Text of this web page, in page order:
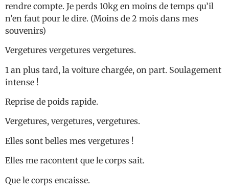
rendre compte. Je perds 10kg en moins de temps qu’il
n’en faut pour le dire. (Moins de 2 mois dans mes
souvenirs)
Vergetures vergetures vergetures.
1 an plus tard, la voiture chargée, on part. Soulagement
intense !
Reprise de poids rapide.
Vergetures, vergetures, vergetures.
Elles sont belles mes vergetures !
Elles me racontent que le corps sait.
Que le corps encaisse.